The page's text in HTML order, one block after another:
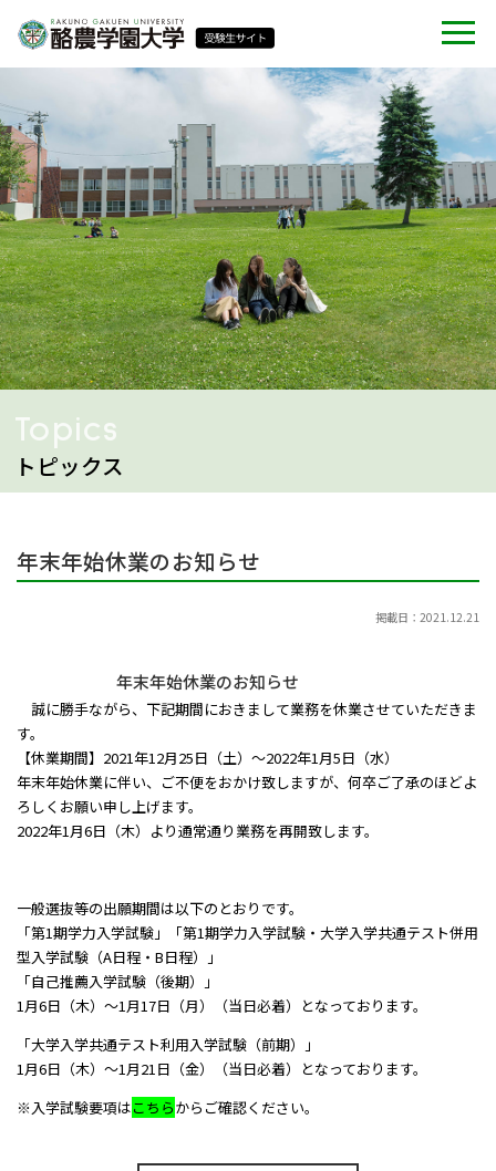
Topics
トピックス
年末年始休業のお知らせ
掲載日：2021.12.21
年末年始休業のお知らせ
誠に勝手ながら、下記期間におきまして業務を休業させていただきま
す。
【休業期間】2021年12月25日（土）～2022年1月5日（水）
年末年始休業に伴い、ご不便をおかけ致しますが、何卒ご了承のほどよ
ろしくお願い申し上げます。
2022年1月6日（木）より通常通り業務を再開致します。
一般選抜等の出願期間は以下のとおりです。
「第1期学力入学試験」「第1期学力入学試験・大学入学共通テスト併用
型入学試験（A日程・B日程）」
「自己推薦入学試験（後期）」
1月6日（木）～1月17日（月）（当日必着）となっております。
「大学入学共通テスト利用入学試験（前期）」
1月6日（木）～1月21日（金）（当日必着）となっております。
※入学試験要項はこちらからご確認ください。